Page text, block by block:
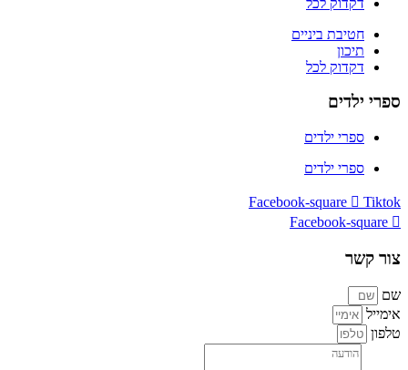
חטיבת ביניים
תיכון
דקדוק לכל
ספרי ילדים
ספרי ילדים
ספרי ילדים
Facebook-square
Tiktok
Facebook-square
צור קשר
שם
אימייל
טלפון